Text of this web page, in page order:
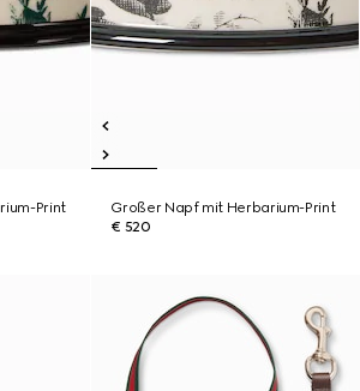
Print
Großer Napf mit Herbarium-Print
€ 520